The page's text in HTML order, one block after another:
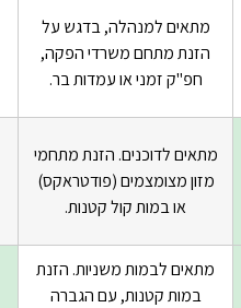
מתאים למנהלה, בדגש על
הזנת מתחם משרדי הפקה,
חפ"ק זמני או עמדות בר.
מתאים לדוכנים. הזנת מתחמי
מזון מצומצמים(פודטראקס)
או במות קול קטנות.
מתאים לבמות משניות. הזנת
במות קטנות, עם הגברה